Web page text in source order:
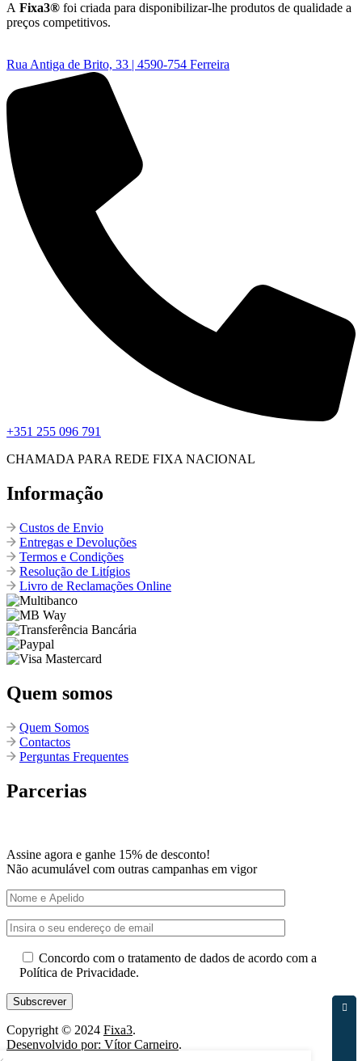
A Fixa3® foi criada para disponibilizar-lhe produtos de qualidade a
preços competitivos.
Rua Antiga de Brito, 33 | 4590-754 Ferreira
+351 255 096 791
CHAMADA PARA REDE FIXA NACIONAL
Informação
Custos de Envio
Entregas e Devoluções
Termos e Condições
Resolução de Litígios
Livro de Reclamações Online
Quem somos
Quem Somos
Contactos
Perguntas Frequentes
Parcerias
Assine agora e ganhe 15% de desconto!
Não acumulável com outras campanhas em vigor
Concordo com o tratamento de dados de acordo com a
Política de Privacidade.
Copyright © 2024 Fixa3.
Desenvolvido por: Vítor Carneiro.